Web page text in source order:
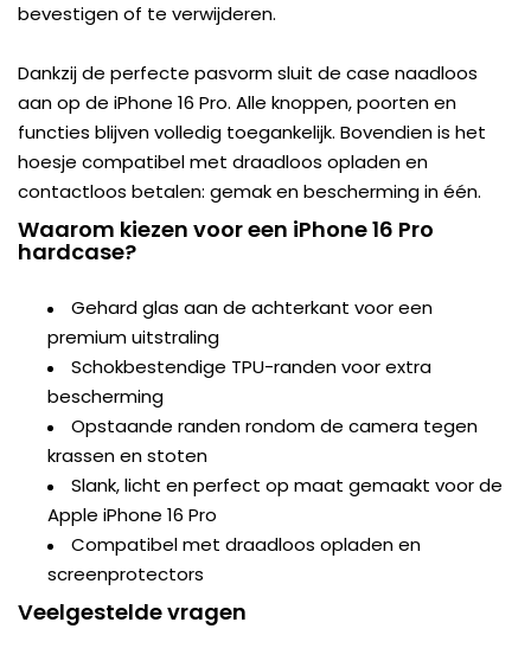
bevestigen of te verwijderen.
Dankzij de perfecte pasvorm sluit de case naadloos
aan op de iPhone 16 Pro. Alle knoppen, poorten en
functies blijven volledig toegankelijk. Bovendien is het
hoesje compatibel met draadloos opladen en
contactloos betalen: gemak en bescherming in één.
Waarom kiezen voor een iPhone 16 Pro
hardcase?
Gehard glas aan de achterkant voor een
premium uitstraling
Schokbestendige TPU-randen voor extra
bescherming
Opstaande randen rondom de camera tegen
krassen en stoten
Slank, licht en perfect op maat gemaakt voor de
Apple iPhone 16 Pro
Compatibel met draadloos opladen en
screenprotectors
Veelgestelde vragen